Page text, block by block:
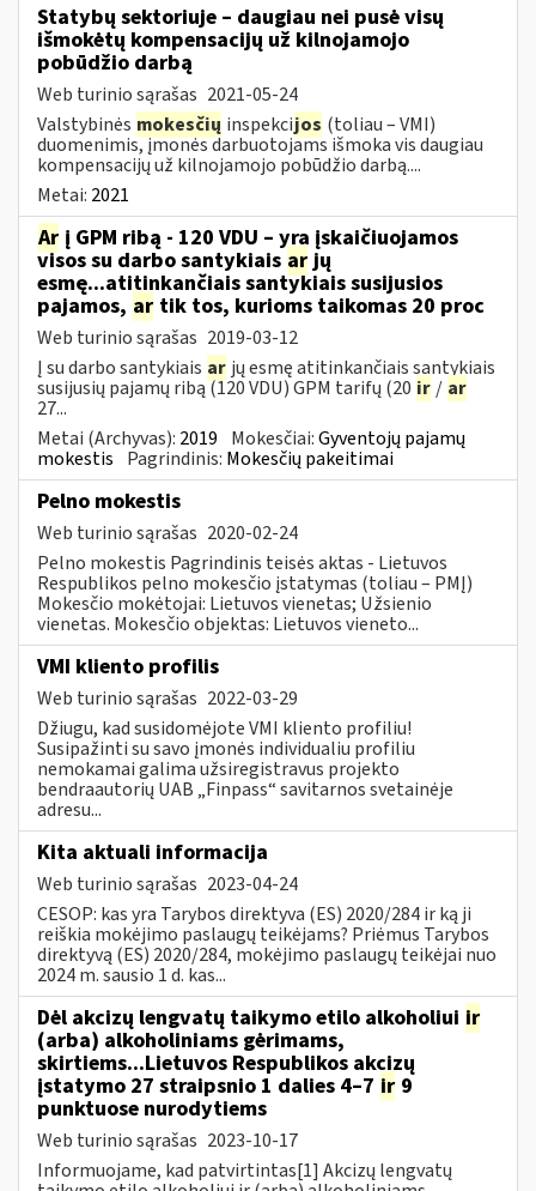
Statybų sektoriuje – daugiau nei pusė visų
išmokėtų kompensacijų už kilnojamojo
pobūdžio darbą
Web turinio sąrašas 2021-05-24
Valstybinės mokesčių inspekcijos (toliau – VMI)
duomenimis, įmonės darbuotojams išmoka vis daugiau
kompensacijų už kilnojamojo pobūdžio darbą....
Metai: 2021
Ar į GPM ribą - 120 VDU – yra įskaičiuojamos
visos su darbo santykiais arjų
esmę...atitinkančiais santykiais susijusios
pajamos, ar tik tos, kurioms taikomas 20 proc
Web turinio sąrašas 2019-03-12
Į su darbo santykiais ar jų esmę atitinkančiais santykiais
susijusių pajamų ribą (120 VDU) GPM tarifų (20 ir / ar
27...
Metai (Archyvas): 2019 Mokesčiai:Gyventojų pajamų
mokestis Pagrindinis: Mokesčių pakeitimai
Pelno mokestis
Web turinio sąrašas 2020-02-24
Pelno mokestis Pagrindinis teisės aktas - Lietuvos
Respublikos pelno mokesčio įstatymas (toliau – PMĮ)
Mokesčio mokėtojai: Lietuvos vienetas; Užsienio
vienetas. Mokesčio objektas: Lietuvos vieneto...
VMI kliento profilis
Web turinio sąrašas 2022-03-29
Džiugu, kad susidomėjote VMI kliento profiliu!
Susipažinti su savo įmonės individualiu profiliu
nemokamai galima užsiregistravus projekto
bendraautorių UAB „Finpass“ savitarnos svetainėje
adresu...
Kita aktuali informacija
Web turinio sąrašas 2023-04-24
CESOP: kas yra Tarybos direktyva (ES) 2020/284 ir ką ji
reiškia mokėjimo paslaugų teikėjams? Priėmus Tarybos
direktyvą (ES) 2020/284, mokėjimo paslaugų teikėjai nuo
2024 m. sausio 1 d. kas...
Dėl akcizų lengvatų taikymo etilo alkoholiui ir
(arba) alkoholiniams gėrimams,
skirtiems...Lietuvos Respublikos akcizų
įstatymo 27 straipsnio 1 dalies 4–7 ir 9
punktuose nurodytiems
Web turinio sąrašas 2023-10-17
Informuojame, kad patvirtintas[1] Akcizų lengvatų